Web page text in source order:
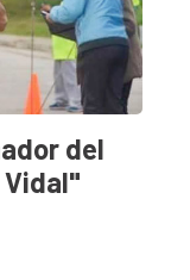
del
Vidal"